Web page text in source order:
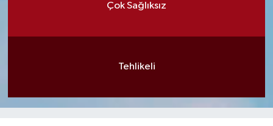
Çok Sağlıksız
Tehlikeli